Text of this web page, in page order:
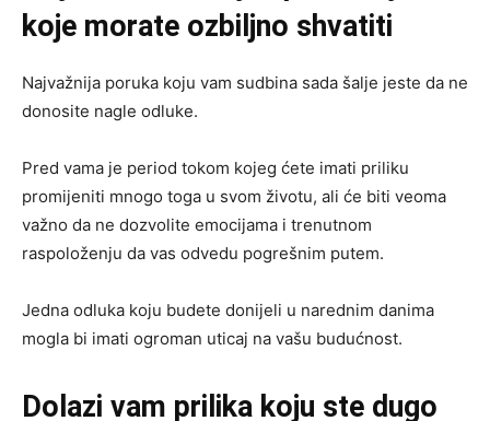
koje morate ozbiljno shvatiti
Najvažnija poruka koju vam sudbina sada šalje jeste da ne
donosite nagle odluke.
Pred vama je period tokom kojeg ćete imati priliku
promijeniti mnogo toga u svom životu, ali će biti veoma
važno da ne dozvolite emocijama i trenutnom
raspoloženju da vas odvedu pogrešnim putem.
Jedna odluka koju budete donijeli u narednim danima
mogla bi imati ogroman uticaj na vašu budućnost.
Dolazi vam prilika koju ste dugo